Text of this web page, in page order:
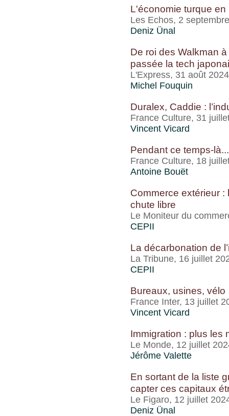
L'économie turque
Les Echos, 2
Deniz Ünal
De roi des Walkman
passée la tech
L'Express, 31 août 2024
Michel Fouquin
Duralex, Caddie :
France Culture, 31
Vincent Vicard
Pendant ce temps-
France Culture, 18
Antoine Bouët
Commerce extérieur
chute libre
Le Moniteur du
CEPII
La décarbonation de
La Tribune, 16 juillet
CEPII
Bureaux, usines, vélo
France Inter, 13 juillet
Vincent Vicard
Immigration : plus les
Le Monde, 12 juillet
Jérôme Valette
En sortant de la liste
capter ces capitaux
Le Figaro, 12 juillet
Deniz Ünal